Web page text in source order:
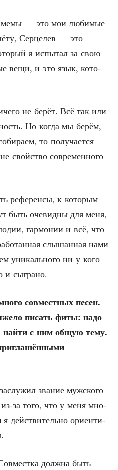
мемы — это мои люби­мые
Сер­це­лев — это
я испы­тал за свою
вещи, и это язык, кото­
не берёт. Всё так или
Но когда мы берём,
то полу­ча­ет­ся
свой­ство совре­мен­но­го
рефе­рен­сы, к кото­рым
быть оче­вид­ны для меня,
гар­мо­нии и всё, что
слы­шан­ная нами
уни­каль­но­го ни у кого
и сыграно.
сов­мест­ных песен.
писать фиты: надо
най­ти с ним общую тему.
зва­ние муж­ско­го
за того, что у меня мно­
дей­стви­тель­но ори­ен­ти­
долж­на быть